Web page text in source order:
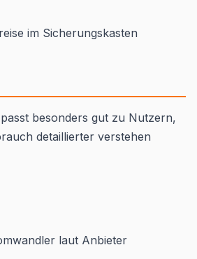
im Sicherungskasten
besonders gut zu Nutzern,
detaillierter verstehen
laut Anbieter